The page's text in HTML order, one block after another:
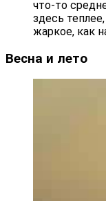
что-то
здесь
жаркое, как
Весна и лето